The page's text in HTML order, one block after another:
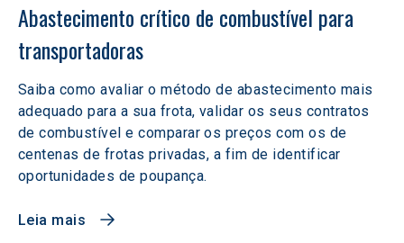
Abastecimento crítico de combustível para
transportadoras
Saiba como avaliar o método de abastecimento mais
adequado para a sua frota, validar os seus contratos
de combustível e comparar os preços com os de
centenas de frotas privadas, a fim de identificar
oportunidades de poupança.
Leia mais